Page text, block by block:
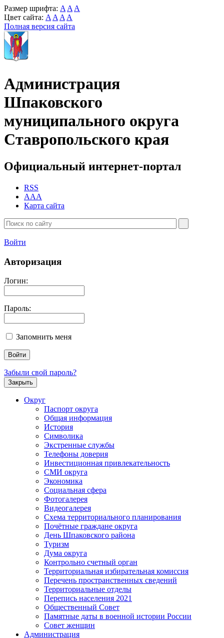
Размер шрифта: A A A
Цвет сайта: A A A A
Полная версия сайта
Администрация
Шпаковского
муниципального округа
Ставропольского края
Официальный интернет-портал
RSS
AAA
Карта сайта
Войти
Авторизация
Логин:
Пароль:
Запомнить меня
Забыли свой пароль?
Закрыть
Округ
Паспорт округа
Общая информация
История
Символика
Экстренные службы
Телефоны доверия
Инвестиционная привлекательность
СМИ округа
Экономика
Социальная сфера
Фотогалерея
Видеогалерея
Схема территориального планирования
Почётные граждане округа
День Шпаковского района
Туризм
Дума округа
Контрольно счетный орган
Территориальная избирательная комиссия
Перечень пространственных сведений
Территориальные отделы
Перепись населения 2021
Общественный Совет
Памятные даты в военной истории России
Совет женщин
Администрация